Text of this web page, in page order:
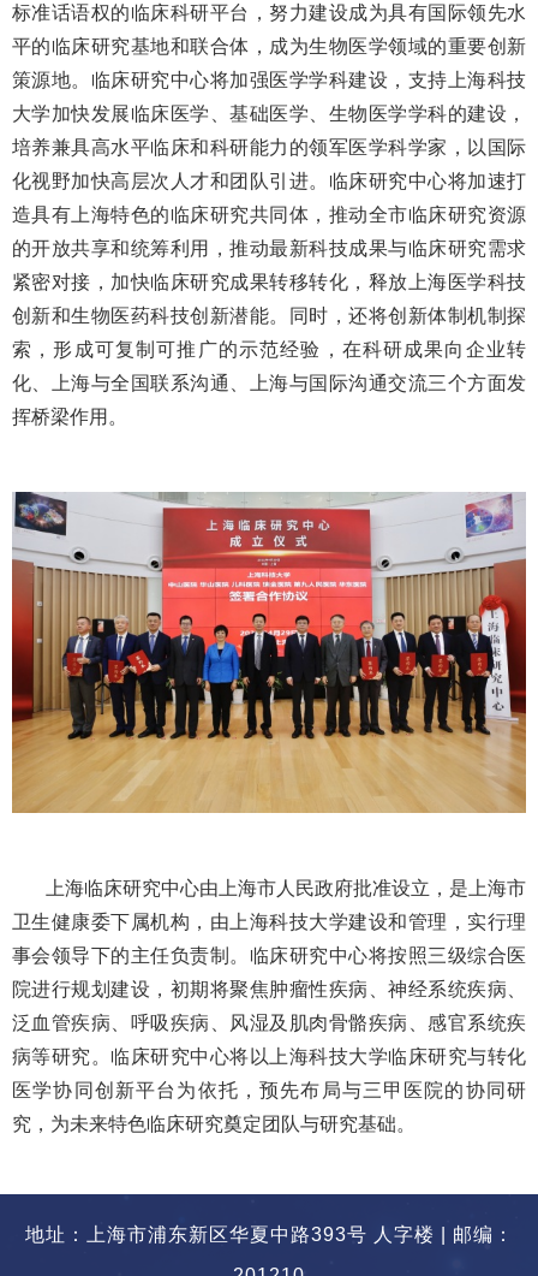
标准话语权的临床科研平台，努力建设成为具有国际领先水
平的临床研究基地和联合体，成为生物医学领域的重要创新
策源地。临床研究中心将加强医学学科建设，支持上海科技
大学加快发展临床医学、基础医学、生物医学学科的建设，
培养兼具高水平临床和科研能力的领军医学科学家，以国际
化视野加快高层次人才和团队引进。临床研究中心将加速打
造具有上海特色的临床研究共同体，推动全市临床研究资源
的开放共享和统筹利用，推动最新科技成果与临床研究需求
紧密对接，加快临床研究成果转移转化，释放上海医学科技
创新和生物医药科技创新潜能。同时，还将创新体制机制探
索，形成可复制可推广的示范经验，在科研成果向企业转
化、上海与全国联系沟通、上海与国际沟通交流三个方面发
挥桥梁作用。
上海临床研究中心由上海市人民政府批准设立，是上海市
卫生健康委下属机构，由上海科技大学建设和管理，实行理
事会领导下的主任负责制。临床研究中心将按照三级综合医
院进行规划建设，初期将聚焦肿瘤性疾病、神经系统疾病、
泛血管疾病、呼吸疾病、风湿及肌肉骨骼疾病、感官系统疾
病等研究。临床研究中心将以上海科技大学临床研究与转化
医学协同创新平台为依托，预先布局与三甲医院的协同研
究，为未来特色临床研究奠定团队与研究基础。
地址：上海市浦东新区华夏中路393号 人字楼 | 邮编：